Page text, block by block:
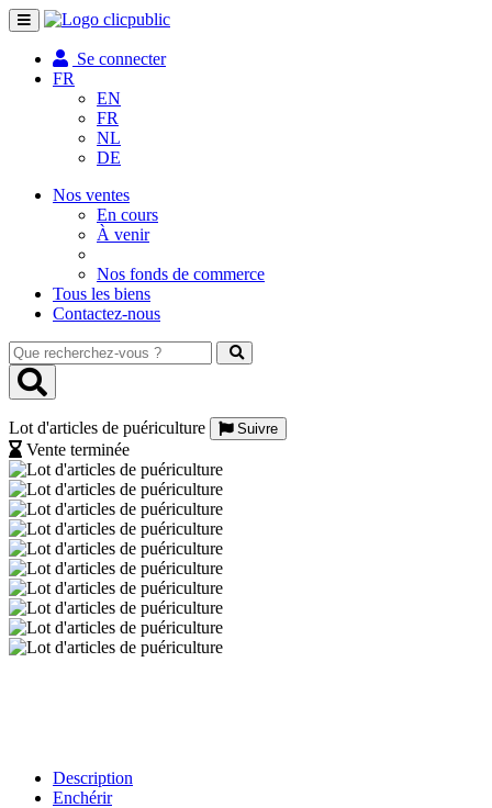
Toggle
navigation
Se connecter
FR
EN
FR
NL
DE
Nos ventes
En cours
À venir
Nos fonds de commerce
Tous les biens
Contactez-nous
Que
recherchez-
vous
Lot d'articles de puériculture
Suivre
Vente terminée
Description
Enchérir